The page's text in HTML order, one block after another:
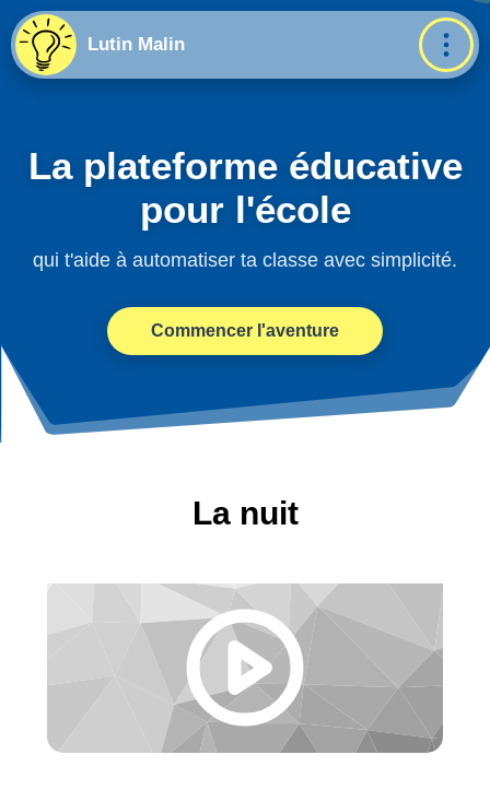
Lutin Malin
La plateforme éducative
pour l'école
qui t'aide à automatiser ta classe avec simplicité.
Commencer l'aventure
La nuit